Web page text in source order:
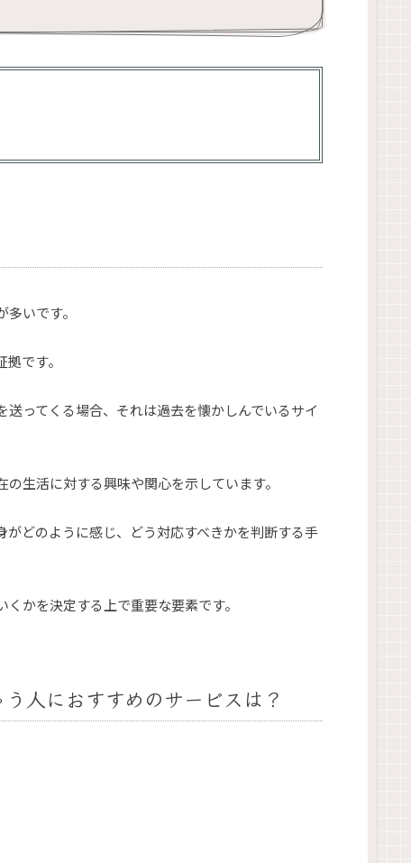
いです。
です。
ってくる場合、それは過去を懐かしんでいるサイ
生活に対する興味や関心を示しています。
がどのように感じ、どう対応すべきかを判断する手
かを決定する上で重要な要素です。
人におすすめのサービスは？